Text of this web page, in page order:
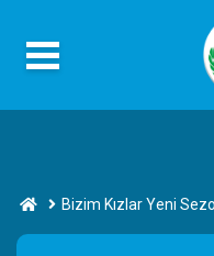
Bizim Kızlar Yeni